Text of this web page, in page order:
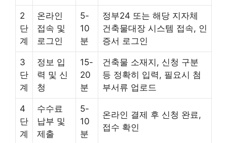
2
단
계
온라인
접속 및
로그인
5-
10
분
정부24 또는 해당 지자체
건축물대장 시스템 접속, 인
증서 로그인
3
단
계
정보 입
력 및 신
청
15-
20
분
건축물 소재지, 신청 구분
등 정확히 입력, 필요시 첨
부서류 업로드
4
단
계
수수료
납부 및
제출
5-
10
분
온라인 결제 후 신청 완료,
접수 확인